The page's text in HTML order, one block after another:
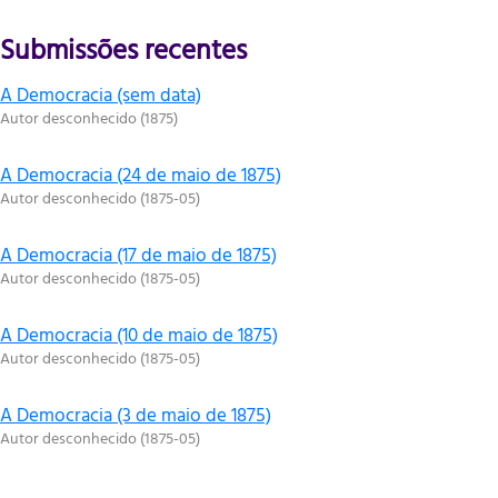
Submissões recentes
A Democracia (sem data)
Autor desconhecido(1875)
A Democracia (24 de maio de 1875)
Autor desconhecido(1875-05)
A Democracia (17 de maio de 1875)
Autor desconhecido(1875-05)
A Democracia (10 de maio de 1875)
Autor desconhecido(1875-05)
A Democracia (3 de maio de 1875)
Autor desconhecido(1875-05)